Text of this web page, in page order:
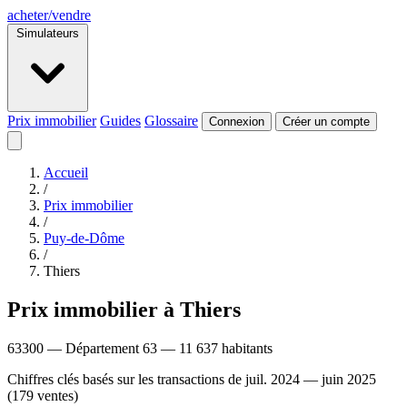
acheter/vendre
Simulateurs
Prix immobilier Guides Glossaire Connexion Créer un compte
Accueil
/
Prix immobilier
/
Puy-de-Dôme
/
Thiers
Prix immobilier à Thiers
63300 — Département 63 — 11 637 habitants
Chiffres clés basés sur les transactions de juil. 2024 — juin 2025
(179 ventes)